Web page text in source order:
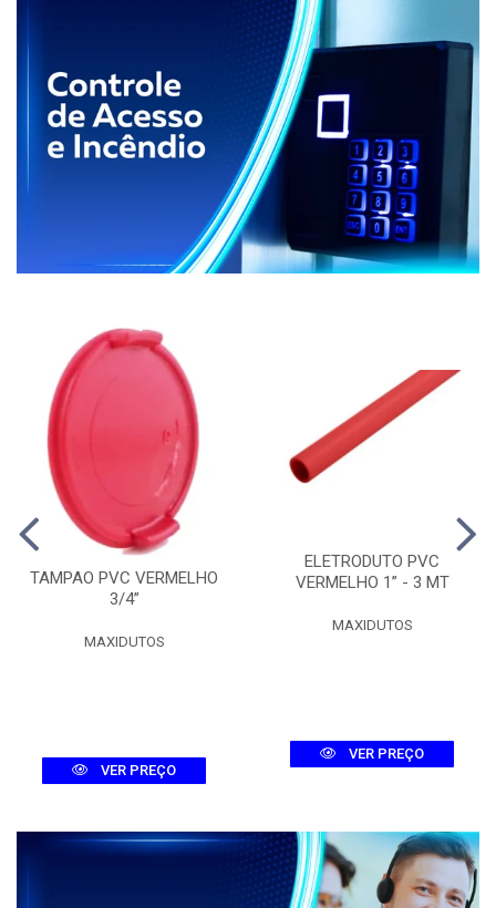
TAMPAO PVC VERMELHO
3/4”
MAXIDUTOS
VER PREÇO
ELETRODUTO PVC
VERMELHO 1” - 3 MT
MAXIDUTOS
VER PREÇO